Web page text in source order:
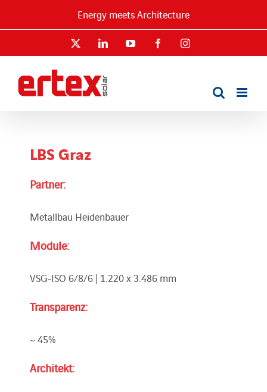
Energy meets Architecture
LinkedInYouTube FacebookInstagram
LBS Graz
Partner:
Metallbau Heidenbauer
Module:
VSG-ISO 6/8/6 | 1.220 x 3.486 mm
Transparenz:
~ 45%
Architekt: